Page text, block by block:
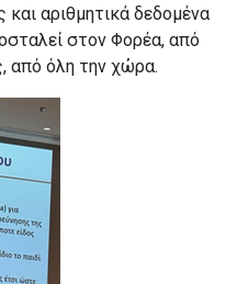
αριθμητικά δεδομένα
στον Φορέα, από
από όλη την χώρα.